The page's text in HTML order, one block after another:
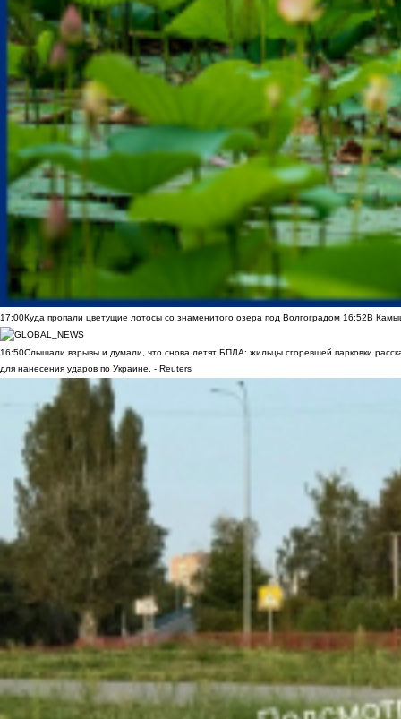
17:00Куда пропали цветущие лотосы со знаменитого озера под Волгоградом 16:52В
16:50Слышали взрывы и думали, что снова летят БПЛА: жильцы сгоревшей парковки
для нанесения ударов по Украине, - Reuters